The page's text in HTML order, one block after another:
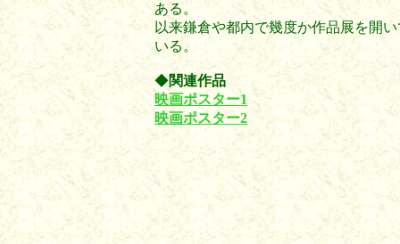
ある。
以来鎌倉や都内で幾度か作品展を開い
いる。
◆関連作品
映画ポスター1
映画ポスター2